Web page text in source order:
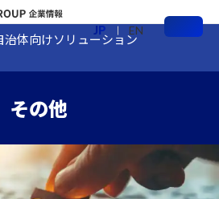
JP EN
治体向けソリューション
その他